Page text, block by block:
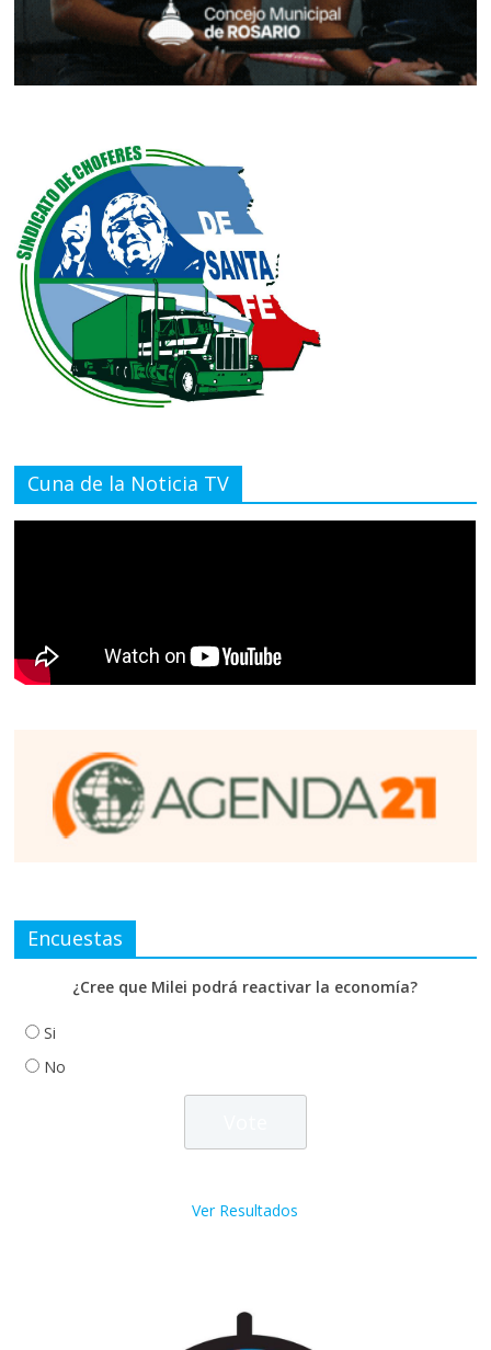
Cuna de la Noticia TV
Encuestas
¿Cree que Milei podrá reactivar la economía?
Si
No
Ver Resultados